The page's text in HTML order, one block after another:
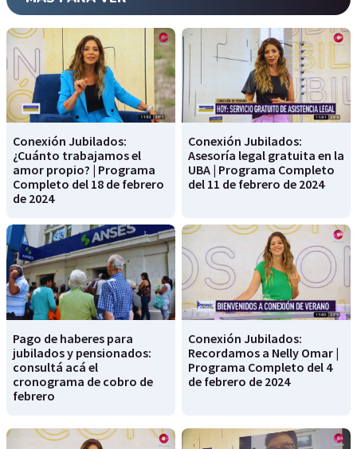
Conexión Jubilados:
¿Cuánto trabajamos el
amor propio? | Programa
Completo del 18 de febrero
de 2024
Conexión Jubilados:
Asesoría legal gratuita en la
UBA | Programa Completo
del 11 de febrero de 2024
Pago de haberes para
jubilados y pensionados:
consultá acá el
cronograma de cobro de
febrero
Conexión Jubilados:
Recordamos a Nelly Omar |
Programa Completo del 4
de febrero de 2024